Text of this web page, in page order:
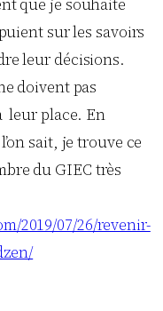
que je souhaite
sur les savoirs
leur décisions.
doivent pas
leur place. En
sait, je trouve ce
du GIEC très
2019/07/26/revenir-